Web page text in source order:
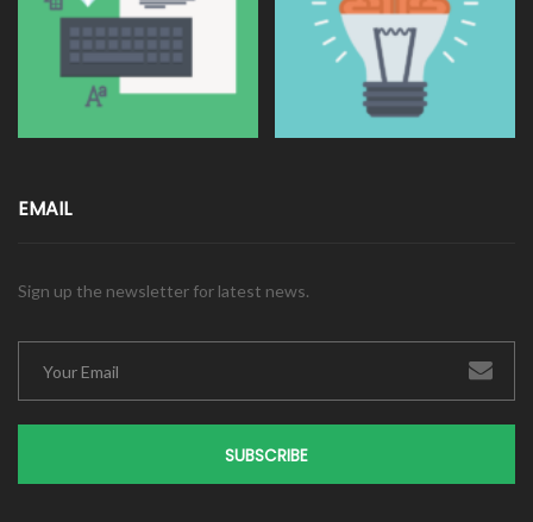
EMAIL
Sign up the newsletter for latest news.
SUBSCRIBE